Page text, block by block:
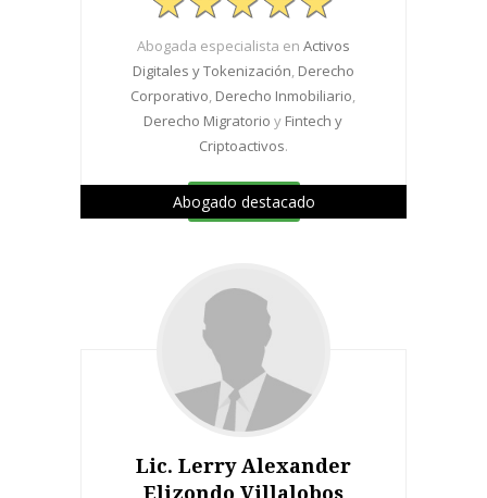
Abogada especialista en Activos
Digitales y Tokenización, Derecho
Corporativo, Derecho Inmobiliario,
Derecho Migratorio y Fintech y
Criptoactivos.
Ver perfil
Abogado destacado
Lic. Lerry Alexander
Elizondo Villalobos